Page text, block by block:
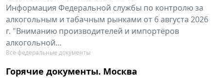
Информация Федеральной службы по контролю за
алкогольным и табачным рынками от 6 августа 2026
г. "Вниманию производителей и импортёров
алкогольной...
Все федеральные документы
Горячие документы. Москва